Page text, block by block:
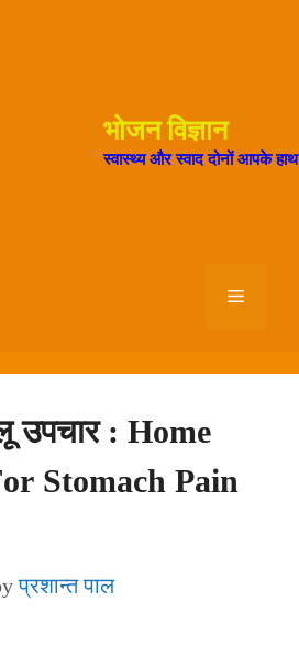
भोजन विज्ञान
स्वास्थ्य और स्वाद दोनों आपके
Menu
उपचार : Home
Stomach Pain
प्रशान्त पाल